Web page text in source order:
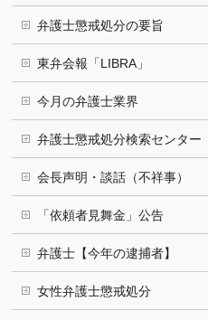
弁護士懲戒処分の要旨
東弁会報「LIBRA」
今月の弁護士業界
弁護士懲戒処分検索センター
会長声明・談話（不祥事）
「依頼者見舞金」公告
弁護士【今年の逮捕者】
女性弁護士懲戒処分